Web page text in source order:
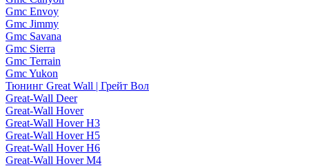
Gmc Envoy
Gmc Jimmy
Gmc Savana
Gmc Sierra
Gmc Terrain
Gmc Yukon
Тюнинг Great Wall | Грейт Вол
Great-Wall Deer
Great-Wall Hover
Great-Wall Hover H3
Great-Wall Hover H5
Great-Wall Hover H6
Great-Wall Hover M4